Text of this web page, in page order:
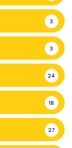
3
3
24
18
27